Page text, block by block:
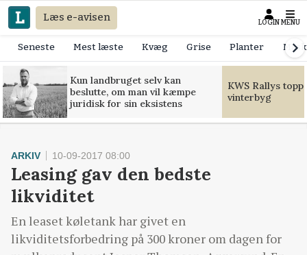
Læs e-avisen LOGIN MENU
Seneste Mest læste Kvæg Grise Planter
Kun landbruget selv kan
beslutte, om man vil kæmpe
juridisk for sin eksistens
KWS Rallys
vinterbyg
ARKIV 10-09-2017 08:00
Leasing gav den bedste
likviditet
En leaset køletank har givet en
likviditetsforbedring på 300 kroner om dagen for